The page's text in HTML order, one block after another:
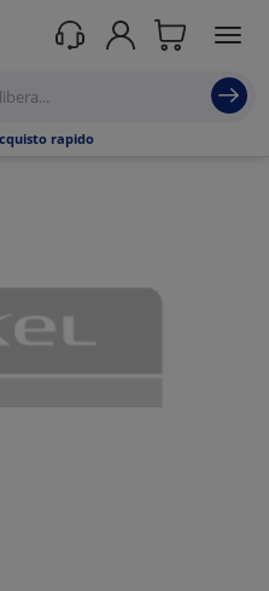
rapido
Industriali in Metallo/Curve,